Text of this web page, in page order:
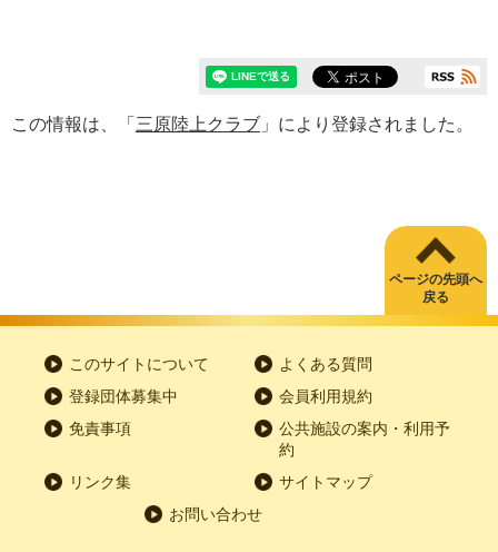
この情報は、「 三原陸上クラブ 」により登録されました。
ページの先頭へ
戻る
このサイトについて
よくある質問
登録団体募集中
会員利用規約
免責事項
公共施設の案内・利用予
約
リンク集
サイトマップ
お問い合わせ